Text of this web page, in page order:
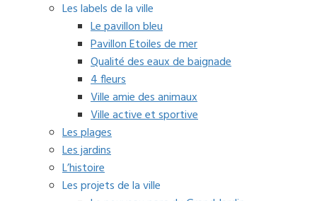
Les labels de la ville
Le pavillon bleu
Pavillon Etoiles de mer
Qualité des eaux de baignade
4 fleurs
Ville amie des animaux
Ville active et sportive
Les plages
Les jardins
L’histoire
Les projets de la ville